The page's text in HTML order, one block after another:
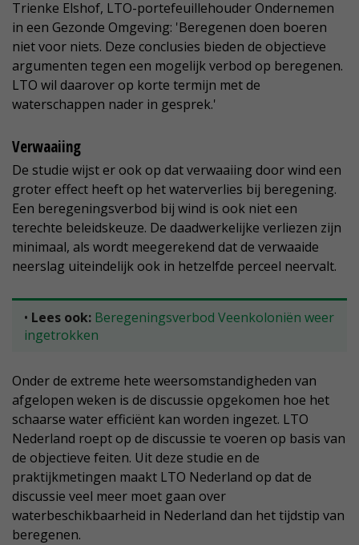
Trienke Elshof, LTO-portefeuillehouder Ondernemen
in een Gezonde Omgeving: 'Beregenen doen boeren
niet voor niets. Deze conclusies bieden de objectieve
argumenten tegen een mogelijk verbod op beregenen.
LTO wil daarover op korte termijn met de
waterschappen nader in gesprek.'
Verwaaiing
De studie wijst er ook op dat verwaaiing door wind een
groter effect heeft op het waterverlies bij beregening.
Een beregeningsverbod bij wind is ook niet een
terechte beleidskeuze. De daadwerkelijke verliezen zijn
minimaal, als wordt meegerekend dat de verwaaide
neerslag uiteindelijk ook in hetzelfde perceel neervalt.
• Lees ook: Beregeningsverbod Veenkoloniën weer
ingetrokken
Onder de extreme hete weersomstandigheden van
afgelopen weken is de discussie opgekomen hoe het
schaarse water efficiënt kan worden ingezet. LTO
Nederland roept op de discussie te voeren op basis van
de objectieve feiten. Uit deze studie en de
praktijkmetingen maakt LTO Nederland op dat de
discussie veel meer moet gaan over
waterbeschikbaarheid in Nederland dan het tijdstip van
beregenen.